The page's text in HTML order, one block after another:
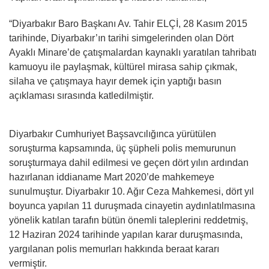
“Diyarbakır Baro Başkanı Av. Tahir ELÇİ, 28 Kasım 2015
tarihinde, Diyarbakır’ın tarihi simgelerinden olan Dört
Ayaklı Minare’de çatışmalardan kaynaklı yaratılan tahribatı
kamuoyu ile paylaşmak, kültürel mirasa sahip çıkmak,
silaha ve çatışmaya hayır demek için yaptığı basın
açıklaması sırasında katledilmiştir.
Diyarbakır Cumhuriyet Başsavcılığınca yürütülen
soruşturma kapsamında, üç şüpheli polis memurunun
soruşturmaya dahil edilmesi ve geçen dört yılın ardından
hazırlanan iddianame Mart 2020’de mahkemeye
sunulmuştur. Diyarbakır 10. Ağır Ceza Mahkemesi, dört yıl
boyunca yapılan 11 duruşmada cinayetin aydınlatılmasına
yönelik katılan tarafın bütün önemli taleplerini reddetmiş,
12 Haziran 2024 tarihinde yapılan karar duruşmasında,
yargılanan polis memurları hakkında beraat kararı
vermiştir.